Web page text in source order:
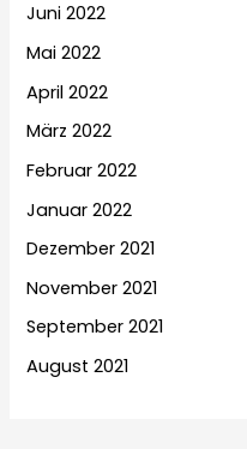
Juni 2022
Mai 2022
April 2022
März 2022
Februar 2022
Januar 2022
Dezember 2021
November 2021
September 2021
August 2021